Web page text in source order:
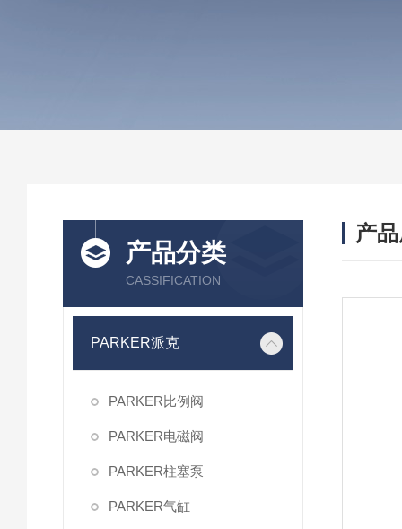
产品分类
CASSIFICATION
PARKER派克
PARKER比例阀
PARKER电磁阀
PARKER柱塞泵
PARKER气缸
产